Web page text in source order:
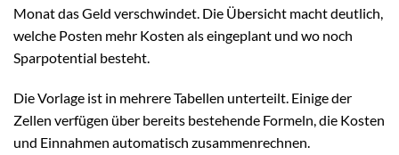
Monat das Geld verschwindet. Die Übersicht macht deutlich,
welche Posten mehr Kosten als eingeplant und wo noch
Sparpotential besteht.
Die Vorlage ist in mehrere Tabellen unterteilt. Einige der
Zellen verfügen über bereits bestehende Formeln, die Kosten
und Einnahmen automatisch zusammenrechnen.